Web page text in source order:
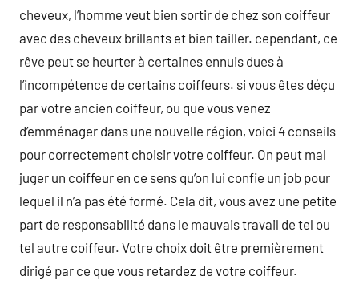
cheveux, l’homme veut bien sortir de chez son coiffeur
avec des cheveux brillants et bien tailler. cependant, ce
rêve peut se heurter à certaines ennuis dues à
l’incompétence de certains coiffeurs. si vous êtes déçu
par votre ancien coiffeur, ou que vous venez
d’emménager dans une nouvelle région, voici 4 conseils
pour correctement choisir votre coiffeur. On peut mal
juger un coiffeur en ce sens qu’on lui confie un job pour
lequel il n’a pas été formé. Cela dit, vous avez une petite
part de responsabilité dans le mauvais travail de tel ou
tel autre coiffeur. Votre choix doit être premièrement
dirigé par ce que vous retardez de votre coiffeur.